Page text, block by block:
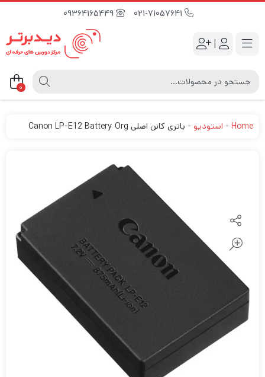
09364165449
|
0
Home
- استودیو - باتری کانن اصلی Canon LP-E12 Battery Org